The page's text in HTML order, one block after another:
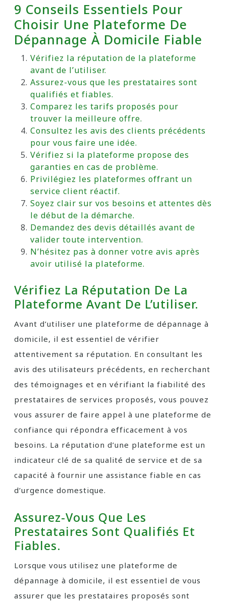
9 Conseils Essentiels Pour
Choisir Une Plateforme De
Dépannage À Domicile Fiable
Vérifiez la réputation de la plateforme
avant de l’utiliser.
Assurez-vous que les prestataires sont
qualifiés et fiables.
Comparez les tarifs proposés pour
trouver la meilleure offre.
Consultez les avis des clients précédents
pour vous faire une idée.
Vérifiez si la plateforme propose des
garanties en cas de problème.
Privilégiez les plateformes offrant un
service client réactif.
Soyez clair sur vos besoins et attentes dès
le début de la démarche.
Demandez des devis détaillés avant de
valider toute intervention.
N’hésitez pas à donner votre avis après
avoir utilisé la plateforme.
Vérifiez La Réputation De La
Plateforme Avant De L’utiliser.
Avant d’utiliser une plateforme de dépannage à
domicile, il est essentiel de vérifier
attentivement sa réputation. En consultant les
avis des utilisateurs précédents, en recherchant
des témoignages et en vérifiant la fiabilité des
prestataires de services proposés, vous pouvez
vous assurer de faire appel à une plateforme de
confiance qui répondra efficacement à vos
besoins. La réputation d’une plateforme est un
indicateur clé de sa qualité de service et de sa
capacité à fournir une assistance fiable en cas
d’urgence domestique.
Assurez-Vous Que Les
Prestataires Sont Qualifiés Et
Fiables.
Lorsque vous utilisez une plateforme de
dépannage à domicile, il est essentiel de vous
assurer que les prestataires proposés sont